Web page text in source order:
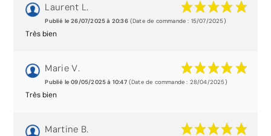
Laurent L.
Publié le 26/07/2025 à 20:36(Date de commande : 15/07/2025)
Très bien
Marie V.
Publié le 09/05/2025 à 10:47(Date de commande : 28/04/2025)
Très bien
Martine B.